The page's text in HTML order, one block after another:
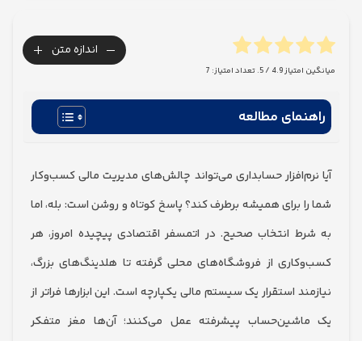
اندازه متن +
4.9/ 5. تعداد امتیاز: 7
مطالعه
حسابداری می‌تواند چالش‌های مدیریت مالی کسب‌وکار
برای همیشه برطرف کند؟ پاسخ کوتاه و روشن است: بله، اما
انتخاب صحیح. در اتمسفر اقتصادی پیچیده امروز، هر
از فروشگاه‌های محلی گرفته تا هلدینگ‌های بزرگ،
استقرار یک سیستم مالی یکپارچه است. این ابزارها فراتر از
پیشرفته عمل می‌کنند؛ آن‌ها مغز متفکر